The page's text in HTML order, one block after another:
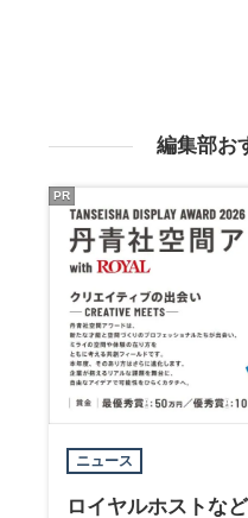
編集部お
ニュース
ロイヤルホストな
PR